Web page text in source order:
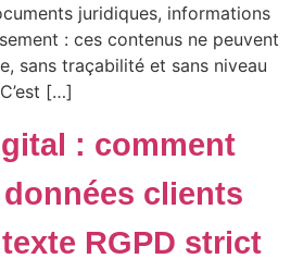
juridiques, informations
: ces contenus ne peuvent
sans traçabilité et sans niveau
[…]
: comment
clients
RGPD strict